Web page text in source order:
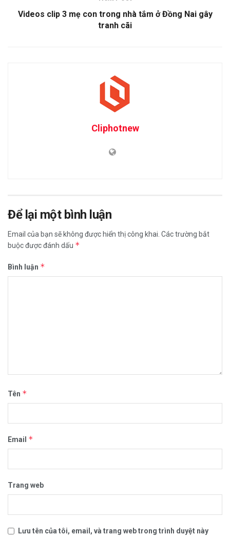
Videos clip 3 mẹ con trong nhà tắm ở Đồng Nai gây
tranh cãi
Cliphotnew
Để lại một bình luận
Email của bạn sẽ không được hiển thị công khai. Các trường bắt
buộc được đánh dấu *
Bình luận *
Tên *
Email *
Trang web
Lưu tên của tôi, email, và trang web trong trình duyệt này